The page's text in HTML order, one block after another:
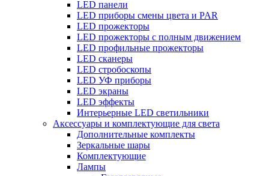
LED панели
LED приборы смены цвета и PAR
LED прожекторы
LED прожекторы с полным движением
LED профильные прожекторы
LED сканеры
LED стробоскопы
LED УФ приборы
LED экраны
LED эффекты
Интерьерные LED светильники
Аксессуары и комплектующие для света
Дополнительные комплекты
Зеркальные шары
Комплектующие
Лампы